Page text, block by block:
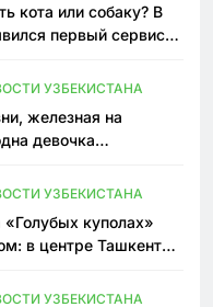
кота или собаку? В
первый сервис
УЗБЕКИСТАНА
железная на
девочка
УЗБЕКИСТАНА
«Голубых куполах»
в центре Ташкента
УЗБЕКИСТАНА